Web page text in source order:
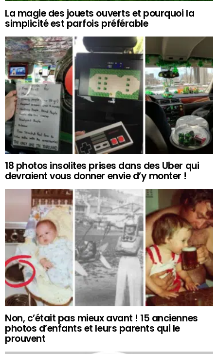
La magie des jouets ouverts et pourquoi la
simplicité est parfois préférable
18 photos insolites prises dans des Uber qui
devraient vous donner envie d’y monter !
Non, c’était pas mieux avant ! 15 anciennes
photos d’enfants et leurs parents qui le
prouvent